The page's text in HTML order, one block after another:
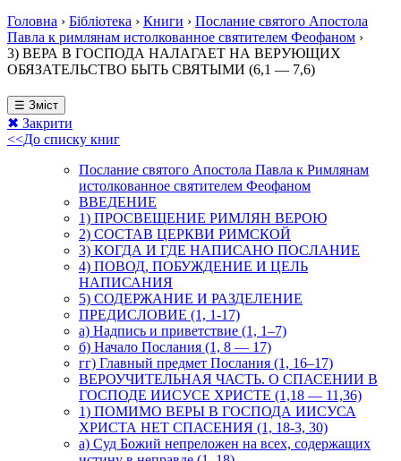
Головна › Бібліотека › Книги › Послание святого Апостола
Павла к римлянам истолкованное святителем Феофаном ›
3) ВЕРА В ГОСПОДА НАЛАГАЕТ НА ВЕРУЮЩИХ
ОБЯЗАТЕЛЬСТВО БЫТЬ СВЯТЫМИ (6,1 — 7,6)
☰ Зміст
✖ Закрити
<<До списку книг
Послание святого Апостола Павла к Римлянам
истолкованное святителем Феофаном
ВВЕДЕНИЕ
1) ПРОСВЕЩЕНИЕ РИМЛЯН ВЕРОЮ
2) СОСТАВ ЦЕРКВИ РИМСКОЙ
3) КОГДА И ГДЕ НАПИСАНО ПОСЛАНИЕ
4) ПОВОД, ПОБУЖДЕНИЕ И ЦЕЛЬ
НАПИСАНИЯ
5) СОДЕРЖАНИЕ И РАЗДЕЛЕНИЕ
ПРЕДИСЛОВИЕ (1, 1-17)
а) Надпись и приветствие (1, 1–7)
б) Начало Послания (1, 8 — 17)
гг) Главный предмет Послания (1, 16–17)
ВЕРОУЧИТЕЛЬНАЯ ЧАСТЬ. О СПАСЕНИИ В
ГОСПОДЕ ИИСУСЕ ХРИСТЕ (1,18 — 11,36)
1) ПОМИМО ВЕРЫ В ГОСПОДА ИИСУСА
ХРИСТА НЕТ СПАСЕНИЯ (1, 18-3, 30)
а) Суд Божий непреложен на всех, содержащих